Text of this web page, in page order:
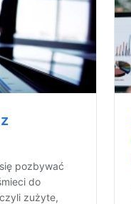
pozbywać
do
zużyte,